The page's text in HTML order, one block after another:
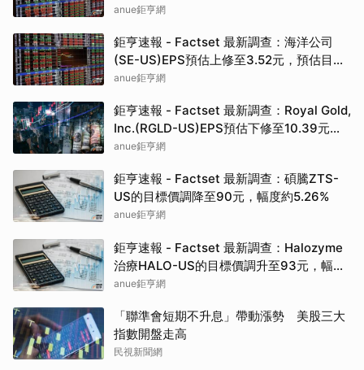
幅度約3.65%
anue鉅亨網
鉅亨速報 - Factset 最新調查：海洋公司
(SE-US)EPS預估上修至3.52元，預估目標
價為142.50元
anue鉅亨網
鉅亨速報 - Factset 最新調查：Royal Gold,
Inc.(RGLD-US)EPS預估下修至10.39元，
預估目標價為307.50元
anue鉅亨網
鉅亨速報 - Factset 最新調查：碩騰ZTS-
US的目標價調降至90元，幅度約5.26%
anue鉅亨網
鉅亨速報 - Factset 最新調查：Halozyme
治療HALO-US的目標價調升至93元，幅度
約3.33%
anue鉅亨網
「聯準會短期不升息」帶動漲勢 美股三大
指數開盤走高
民視新聞網